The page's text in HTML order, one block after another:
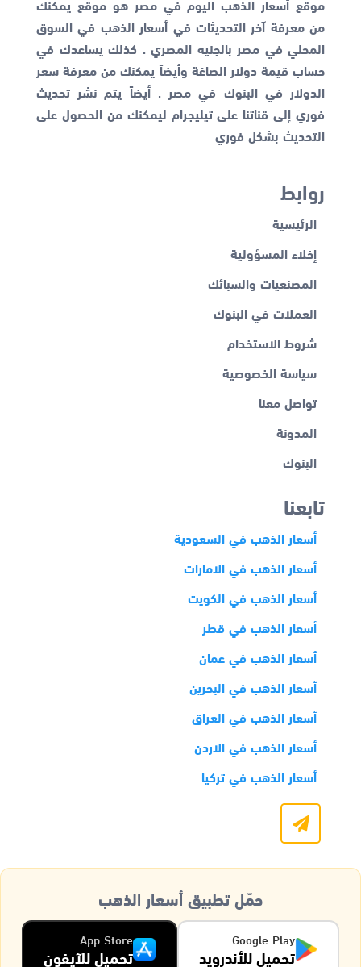
موقع أسعار الذهب اليوم في مصر هو موقع يمكنك
من معرفة آخر التحديثات في أسعار الذهب في السوق
المحلي في مصر بالجنيه المصري . كذلك يساعدك في
حساب قيمة دولار الصاغة وأيضاً يمكنك من معرفة سعر
الدولار في البنوك في مصر . أيضاً يتم نشر تحديث
فوري إلى قناتنا على تيليجرام ليمكنك من الحصول على
التحديث بشكل فوري
روابط
الرئيسية
إخلاء المسؤولية
المصنعيات والسبائك
العملات في البنوك
شروط الاستخدام
سياسة الخصوصية
تواصل معنا
المدونة
البنوك
تابعنا
أسعار الذهب في السعودية
أسعار الذهب في الامارات
أسعار الذهب في الكويت
أسعار الذهب في قطر
أسعار الذهب في عمان
أسعار الذهب في البحرين
أسعار الذهب في العراق
أسعار الذهب في الاردن
أسعار الذهب في تركيا
حمّل تطبيق أسعار الذهب
Google Play
تحميل للأندرويد
App Store
تحميل للآيفون